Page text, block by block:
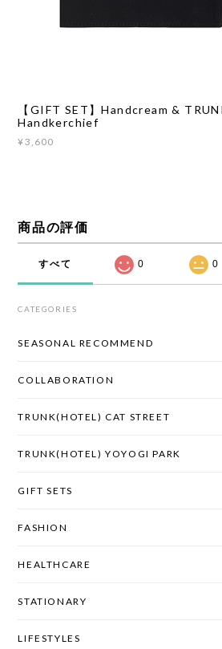
【GIFT SET】Handcream &
Handkerchief
¥3,600
商品の評価
すべて 0 0
CATEGORIES
SEASONAL RECOMMEND
COLLABORATION
TRUNK(HOTEL) CAT STREET
TRUNK(HOTEL) YOYOGI PARK
GIFT SETS
FASHION
HEALTHCARE
STATIONARY
LIFESTYLES